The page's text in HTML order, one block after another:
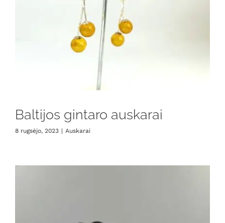
Baltijos gintaro auskarai
8 rugsėjo, 2023 | Auskarai